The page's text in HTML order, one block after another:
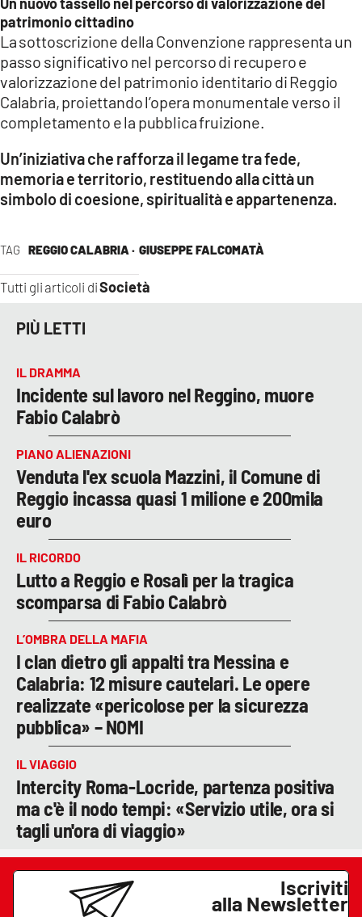
TAG REGGIO CALABRIA · GIUSEPPE FALCOMATÀ
Tutti gli articoli diSocietà
patrimonio cittadino
La sottoscrizione della Convenzione rappresenta un
passo significativo nel percorso di recupero e
valorizzazione del patrimonio identitario di Reggio
Calabria, proiettando l’opera monumentale verso il
completamento e la pubblica fruizione.
Un’iniziativa che rafforza il legame tra fede,
memoria e territorio, restituendo alla città un
simbolo di coesione, spiritualità e appartenenza.
PIÙ LETTI
IL DRAMMA
Incidente sul lavoro nel Reggino, muore
Fabio Calabrò
PIANO ALIENAZIONI
Venduta l'ex scuola Mazzini, il Comune di
Reggio incassa quasi 1 milione e 200mila
euro
IL RICORDO
Lutto a Reggio e Rosalì per la tragica
scomparsa di Fabio Calabrò
L’OMBRA DELLA MAFIA
I clan dietro gli appalti tra Messina e
Calabria: 12 misure cautelari. Le opere
realizzate «pericolose per la sicurezza
pubblica» – NOMI
IL VIAGGIO
Intercity Roma-Locride, partenza positiva
ma c'è il nodo tempi: «Servizio utile, ora si
tagli un'ora di viaggio»
Iscriviti
alla Newsletter